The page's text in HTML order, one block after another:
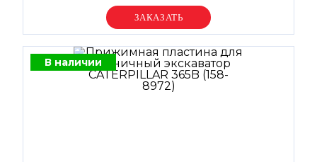
Уточняйте цену
В наличии